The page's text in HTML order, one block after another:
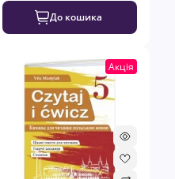
До кошика
Акція